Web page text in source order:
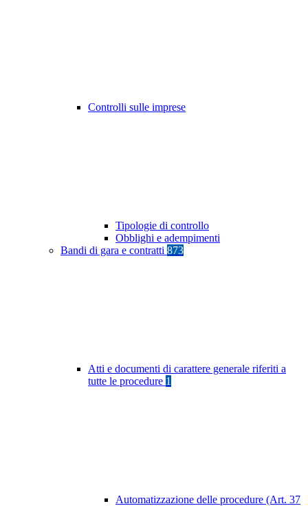
Controlli sulle imprese
Tipologie di controllo
Obblighi e adempimenti
Bandi di gara e contratti 873
Atti e documenti di carattere generale riferiti a
tutte le procedure 1
Automatizzazione delle procedure (Art. 37